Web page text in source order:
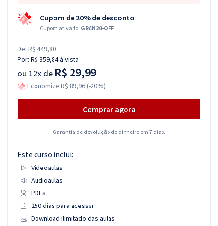
Cupom de 20% de desconto
Cupom ativado: GRAN20-OFF
De: R$ 449,80
Por: R$ 359,84à vista
ou 12x de R$ 29,99
Economize R$ 89,96 (-20%)
Comprar agora
Garantia de devolução do dinheiro em 7 dias.
Este curso inclui:
Videoaulas
Audioaulas
PDFs
250 dias para acessar
Download ilimitado das aulas